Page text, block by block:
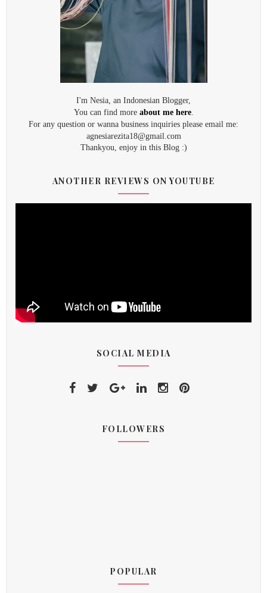
I'm Nesia, an Indonesian Blogger,
You can find more about me here.
For any question or wanna business inquiries please email me:
agnesiarezita18@gmail.com
Thankyou, enjoy in this Blog :)
ANOTHER REVIEWS ON YOUTUBE
SOCIAL MEDIA
FOLLOWERS
POPULAR